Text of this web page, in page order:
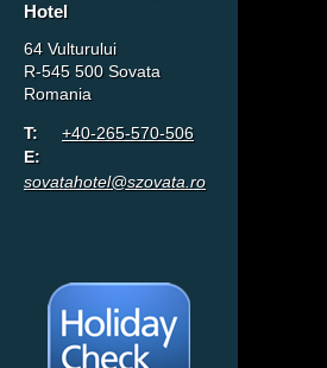
Hotel
64 Vulturului
R-545 500 Sovata
Romania
T:
+40-265-570-506
E:
sovatahotel@szovata.ro